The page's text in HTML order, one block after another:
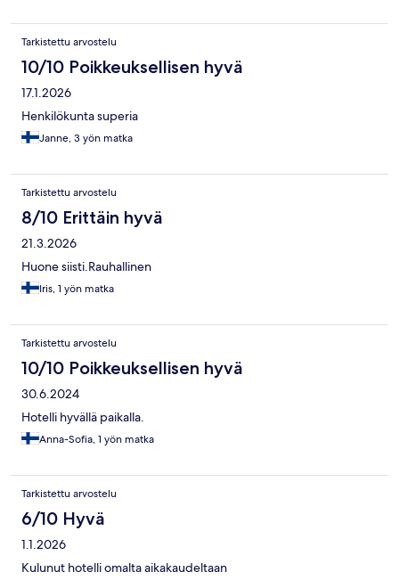
Tarkistettu arvostelu
10/10 Poikkeuksellisen hyvä
17.1.2026
Henkilökunta superia
Janne, 3 yön matka
Tarkistettu arvostelu
8/10 Erittäin hyvä
21.3.2026
Huone siisti.Rauhallinen
Iris, 1 yön matka
Tarkistettu arvostelu
10/10 Poikkeuksellisen hyvä
30.6.2024
Hotelli hyvällä paikalla.
Anna-Sofia, 1 yön matka
Tarkistettu arvostelu
6/10 Hyvä
1.1.2026
Kulunut hotelli omalta aikakaudeltaan